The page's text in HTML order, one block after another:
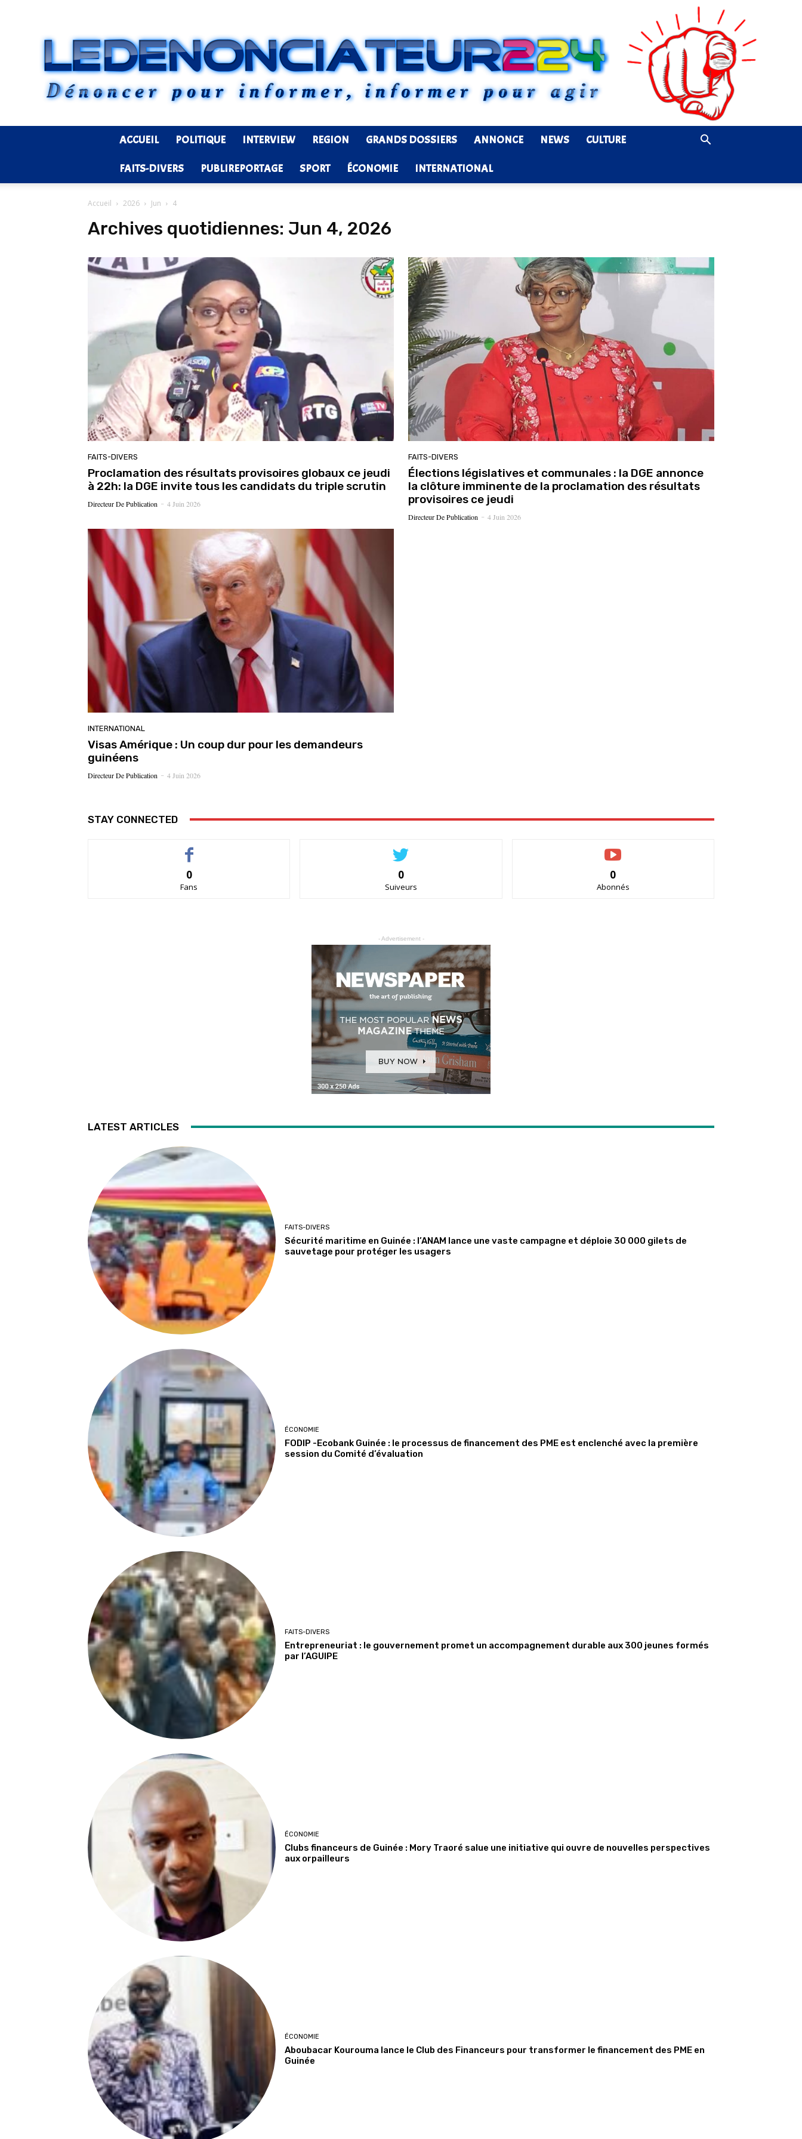
Ledenonciateur224
ACCUEIL POLITIQUE INTERVIEW REGION GRANDS DOSSIERS ANNONCE NEWS CULTURE
FAITS-DIVERS PUBLIREPORTAGE SPORT ÉCONOMIE INTERNATIONAL
Accueil 2026 Jun 4
Archives quotidiennes: Jun 4, 2026
FAITS-DIVERS
Proclamation des résultats provisoires globaux ce jeudi
à 22h: la DGE invite tous les candidats du triple scrutin
Directeur De Publication - 4 Juin 2026
FAITS-DIVERS
Élections législatives et communales : la DGE annonce
la clôture imminente de la proclamation des résultats
provisoires ce jeudi
Directeur De Publication - 4 Juin 2026
INTERNATIONAL
Visas Amérique : Un coup dur pour les demandeurs
guinéens
Directeur De Publication - 4 Juin 2026
STAY CONNECTED
0
Fans
0
Suiveurs
0
Abonnés
- Advertisement -
LATEST ARTICLES
FAITS-DIVERS
Sécurité maritime en Guinée : l’ANAM lance une vaste campagne et déploie 30 000 gilets de
sauvetage pour protéger les usagers
ÉCONOMIE
FODIP -Ecobank Guinée : le processus de financement des PME est enclenché avec la première
session du Comité d’évaluation
FAITS-DIVERS
Entrepreneuriat : le gouvernement promet un accompagnement durable aux 300 jeunes formés
par l’AGUIPE
ÉCONOMIE
Clubs financeurs de Guinée : Mory Traoré salue une initiative qui ouvre de nouvelles perspectives
aux orpailleurs
ÉCONOMIE
Aboubacar Kourouma lance le Club des Financeurs pour transformer le financement des PME en
Guinée